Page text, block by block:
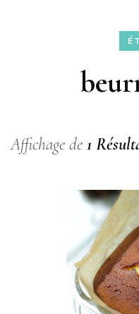
Affichage de 1